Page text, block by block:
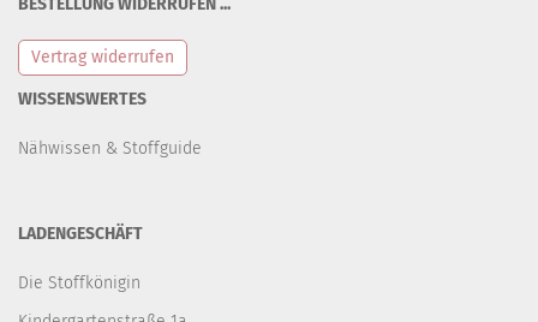
BESTELLUNG WIDERRUFEN ...
Vertrag widerrufen
WISSENSWERTES
Nähwissen & Stoffguide
LADENGESCHÄFT
Die Stoffkönigin